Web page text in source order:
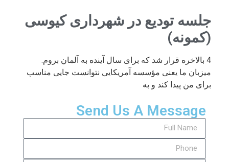
جلسه تودیع در شهرداری کیوسی
(کمونه)
4 بالاخره قرار شد که برای سال آینده به آلمان بروم.
میزبان ما یعنی مؤسسه آمریکایی نتوانست جایی مناسب
برای من پیدا کند و به
Send Us A Message